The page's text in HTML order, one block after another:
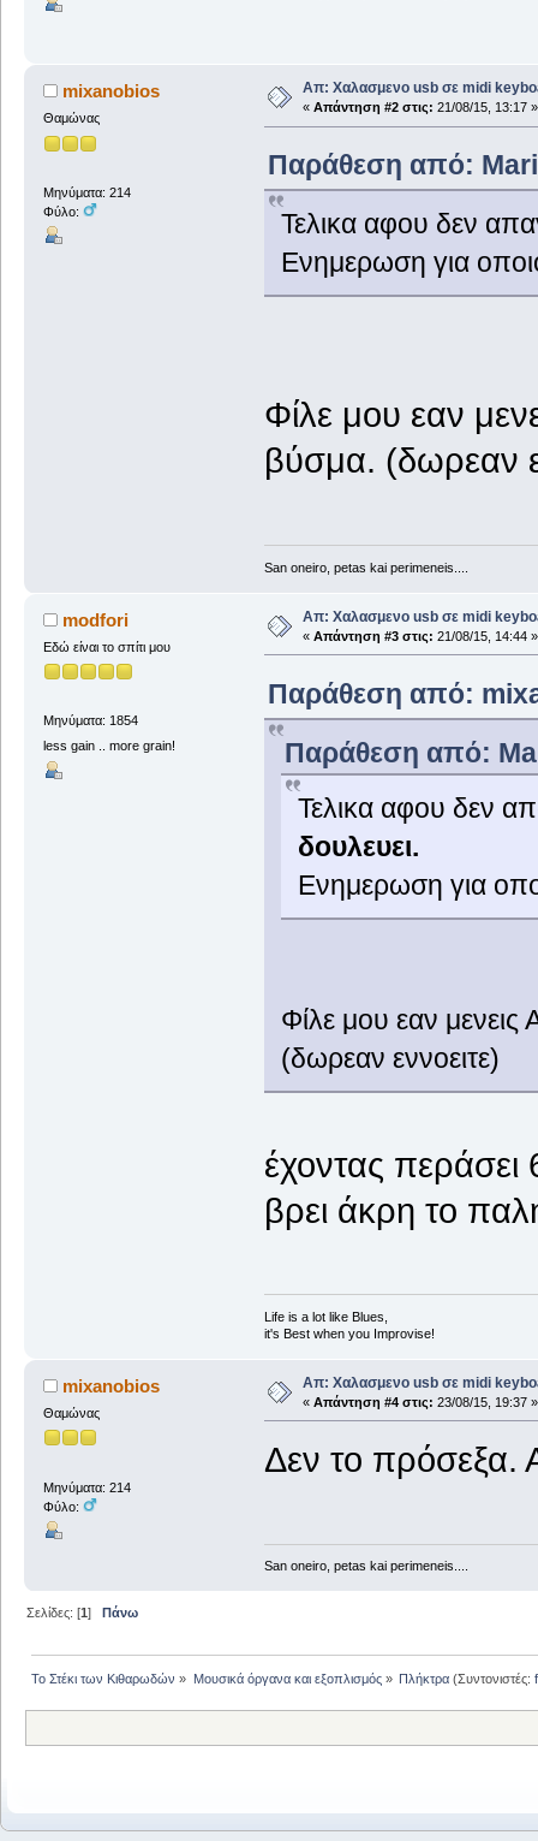
mixanobios
Θαμώνας
Μηνύματα: 214
Φύλο:
Απ: Χαλασμενο usb σε midi
« Απάντηση #2 στις: 21/08/15, 13:17 »
Παράθεση από:
Τελικα αφου δεν
Ενημερωση για
Φίλε μου εαν
βύσμα. (δωρεαν
San oneiro, petas kai perimeneis....
modfori
Εδώ είναι το σπίτι μου
Μηνύματα: 1854
less gain .. more grain!
Απ: Χαλασμενο usb σε midi
« Απάντηση #3 στις: 21/08/15, 14:44 »
Παράθεση από:
Παράθεση από:
Τελικα αφου δεν
δουλευει.
Ενημερωση για
Φίλε μου εαν
(δωρεαν εννοειτε)
έχοντας
βρει άκρη το
Life is a lot like Blues,
it's Best when you Improvise!
mixanobios
Θαμώνας
Μηνύματα: 214
Φύλο:
Απ: Χαλασμενο usb σε midi
« Απάντηση #4 στις: 23/08/15, 19:37 »
Δεν το πρόσεξα.
San oneiro, petas kai perimeneis....
Σελίδες: [1] Πάνω
Το Στέκι των Κιθαρωδών » Μουσικά όργανα και εξοπλισμός» Πλήκτρα(Συντονιστές: